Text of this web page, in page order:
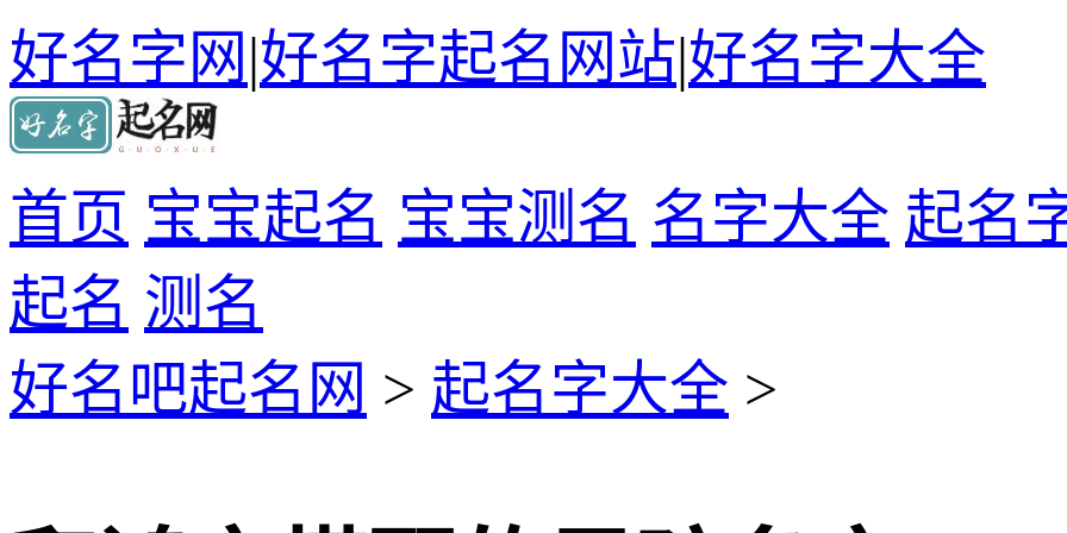
好名字网|好名字起名网站|好名字大全
首页 宝宝起名 宝宝测名 名字大全 起名
起名 测名
好名吧起名网 > 起名字大全 >